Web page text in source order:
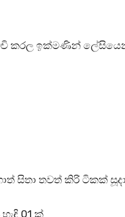
කරල ඉක්මණින්
සිතා තවත් කිරි ටිකක්
01 ක්